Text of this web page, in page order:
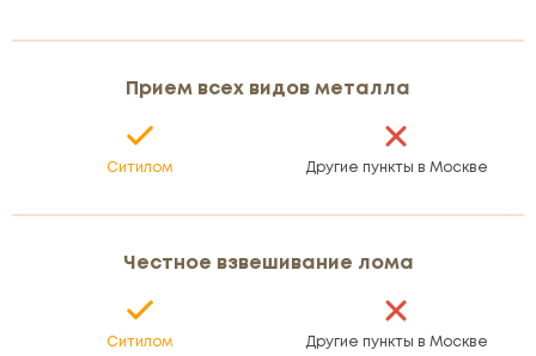
Прием всех видов металла
Ситилом Другие пункты в Москве
Честное взвешивание лома
Ситилом Другие пункты в Москве